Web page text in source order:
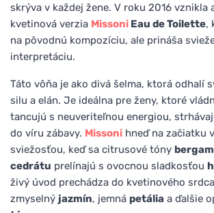
skrýva v každej žene. V roku 2016 vznikla
kvetinová verzia Missoni Eau de Toilette,
na pôvodnú kompozíciu, ale prináša
interpretáciu.
Táto vôňa je ako divá šelma, ktorá odhalí
silu a elán. Je ideálna pre ženy, ktoré
tancujú s neuveriteľnou energiou,
do víru zábavy. Missoni hneď na začiatku
sviežosťou, keď sa citrusové tóny
cedrátu prelínajú s ovocnou sladkosťou
živý úvod prechádza do kvetinového
zmyselný jazmín, jemná petália a ďalšie